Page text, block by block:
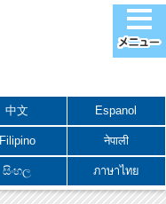
中文 Espanol
Filipino नेपाली
සිංහල ภาษาไทย